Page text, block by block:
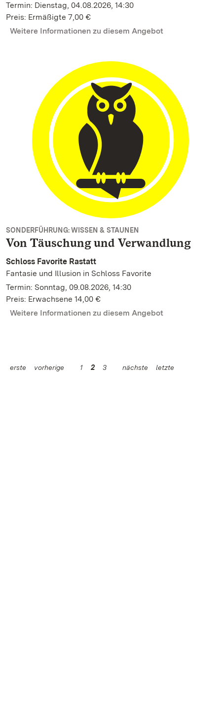
Termin: Dienstag, 04.08.2026, 14:30
Preis: Ermäßigte 7,00 €
Weitere Informationen zu diesem Angebot
SONDERFÜHRUNG: WISSEN & STAUNEN
Von Täuschung und Verwandlung
Schloss Favorite Rastatt
Fantasie und Illusion in Schloss Favorite
Termin: Sonntag, 09.08.2026, 14:30
Preis: Erwachsene 14,00 €
Weitere Informationen zu diesem Angebot
erste vorherige 1 2 3 nächste letzte